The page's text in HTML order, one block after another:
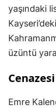
yaşındaki
üzüntü
Emre